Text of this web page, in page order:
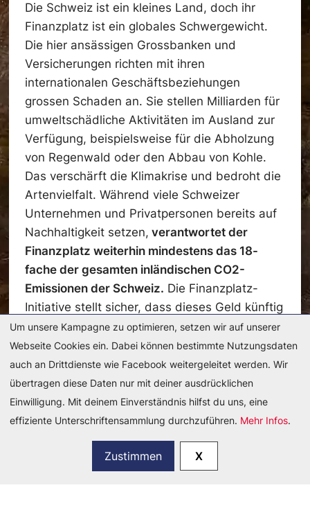
Die Schweiz ist ein kleines Land, doch ihr
Finanzplatz ist ein globales Schwergewicht.
Die hier ansässigen Grossbanken und
Versicherungen richten mit ihren
internationalen Geschäftsbeziehungen
grossen Schaden an. Sie stellen Milliarden für
umweltschädliche Aktivitäten im Ausland zur
Verfügung, beispielsweise für die Abholzung
von Regenwald oder den Abbau von Kohle.
Das verschärft die Klimakrise und bedroht die
Artenvielfalt. Während viele Schweizer
Unternehmen und Privatpersonen bereits auf
Nachhaltigkeit setzen, verantwortet der
Finanzplatz weiterhin mindestens das 18-
fache der gesamten inländischen CO2-
Emissionen der Schweiz. Die Finanzplatz-
Initiative stellt sicher, dass dieses Geld künftig
nicht mehr in Klimaerhitzung und
Umweltzerstörung fliesst.
Du möchtest mehr Informationen? Hier findest
Um unsere Kampagne zu optimieren, setzen wir auf unserer
Webseite Cookies ein. Dabei können bestimmte Nutzungsdaten
auch an Drittdienste wie Facebook weitergeleitet werden. Wir
übertragen diese Daten nur mit deiner ausdrücklichen
Einwilligung. Mit deinem Einverständnis hilfst du uns, eine
effiziente Unterschriftensammlung durchzuführen. Mehr Infos.
Zustimmen X